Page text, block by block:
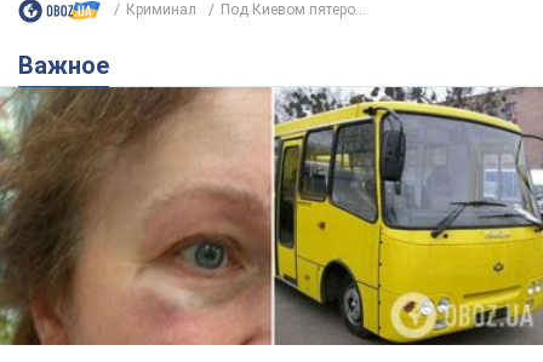
Криминал Под Киевом пятеро...
Важное